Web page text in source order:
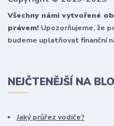
Všechny námi vytvořené
právem! Upozorňujeme, že
budeme uplatňovat finanční
NEJČTENĚJŠÍ NA
Jaký průřez vodiče?